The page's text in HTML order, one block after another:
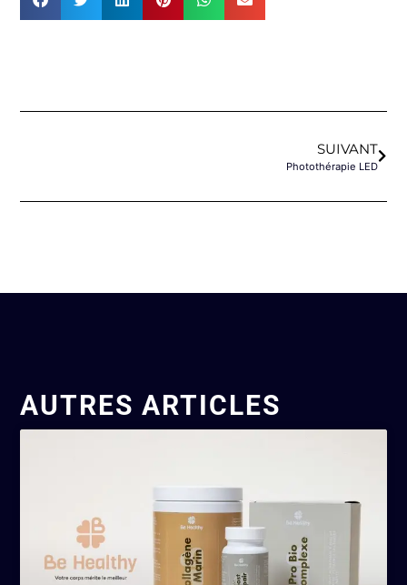
SUIVANT
Photothérapie LED
AUTRES ARTICLES